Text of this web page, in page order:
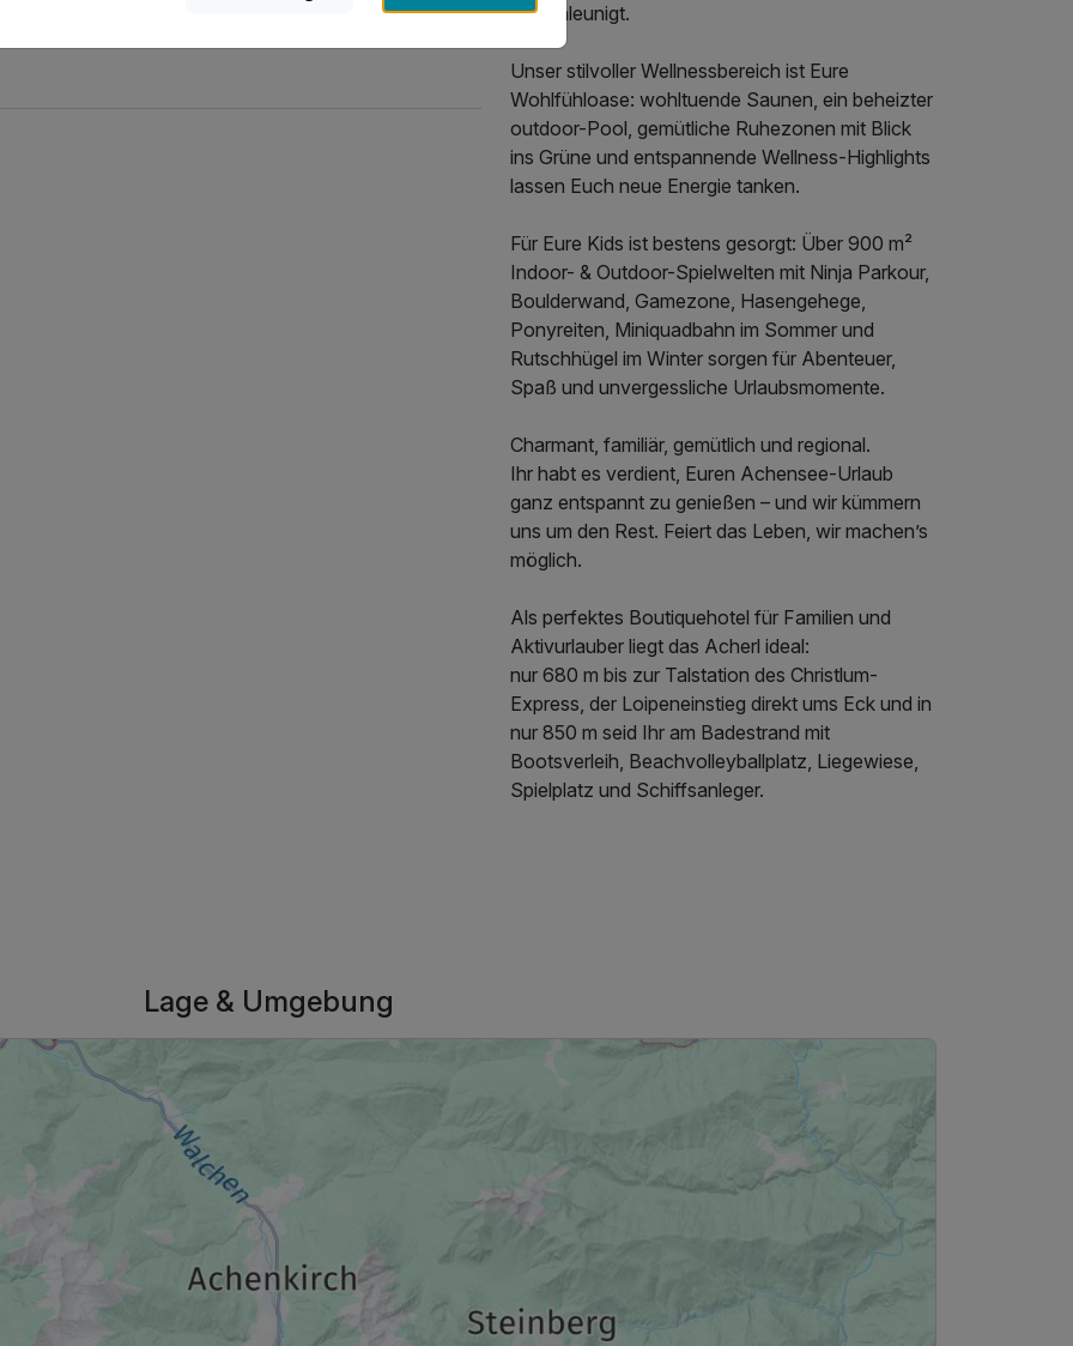
entschleunigt.
Unser stilvoller Wellnessbereich ist Eure
Wohlfühloase: wohltuende Saunen, ein beheizter
outdoor-Pool, gemütliche Ruhezonen mit Blick
ins Grüne und entspannende Wellness-Highlights
lassen Euch neue Energie tanken.
Für Eure Kids ist bestens gesorgt: Über 900 m²
Indoor- & Outdoor-Spielwelten mit Ninja Parkour,
Boulderwand, Gamezone, Hasengehege,
Ponyreiten, Miniquadbahn im Sommer und
Rutschhügel im Winter sorgen für Abenteuer,
Spaß und unvergessliche Urlaubsmomente.
Charmant, familiär, gemütlich und regional.
Ihr habt es verdient, Euren Achensee-Urlaub
ganz entspannt zu genießen – und wir kümmern
uns um den Rest. Feiert das Leben, wir machen’s
möglich.
Als perfektes Boutiquehotel für Familien und
Aktivurlauber liegt das Acherl ideal:
nur 680 m bis zur Talstation des Christlum-
Express, der Loipeneinstieg direkt ums Eck und in
nur 850 m seid Ihr am Badestrand mit
Bootsverleih, Beachvolleyballplatz, Liegewiese,
Spielplatz und Schiffsanleger.
Lage & Umgebung